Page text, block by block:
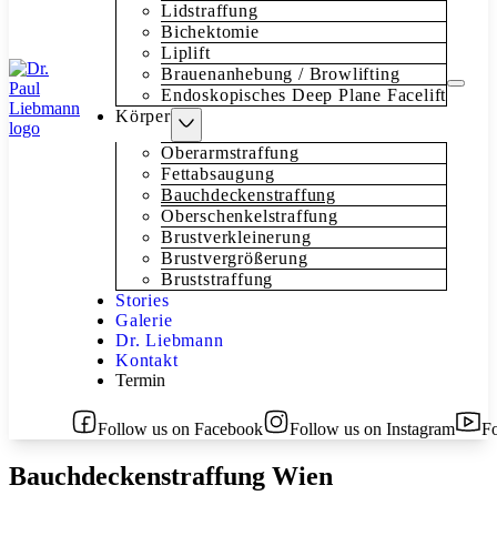
Lidstraffung
Bichektomie
Liplift
Brauenanhebung / Browlifting
Endoskopisches Deep Plane Facelift
Körper
Oberarmstraffung
Fettabsaugung
Bauchdeckenstraffung
Oberschenkelstraffung
Brustverkleinerung
Brustvergrößerung
Bruststraffung
Stories
Galerie
Dr. Liebmann
Kontakt
Termin
Follow us on Facebook Follow us on Instagram
Bauchdeckenstraffung Wien